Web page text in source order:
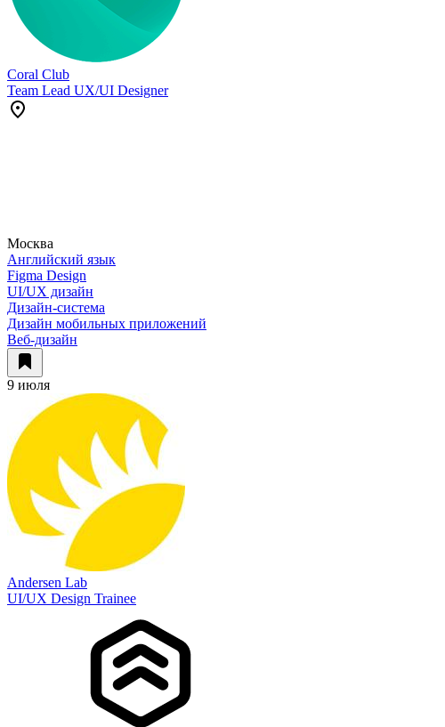
Coral Club
Team Lead UX/UI Designer
Москва
Английский язык
Figma Design
UI/UX дизайн
Дизайн-система
Дизайн мобильных приложений
Веб-дизайн
9 июля
Andersen Lab
UI/UX Design Trainee